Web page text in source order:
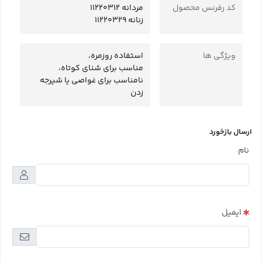
کد رفرنس محصول
مردانه 11220312
زنانه 11220329
ویژگی ها
استفاده روزمره،
مناسب برای شنای کوتاه،
نامناسب برای غواصی یا شیرجه
زدن
ارسال بازخورد
نام
ایمیل